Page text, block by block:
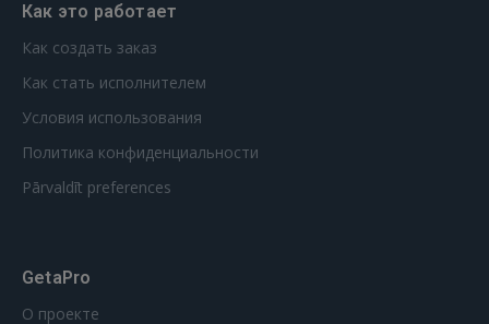
Как это работает
Как создать заказ
Как стать исполнителем
Условия использования
Политика конфиденциальности
Pārvaldīt preferences
GetaPro
О проекте